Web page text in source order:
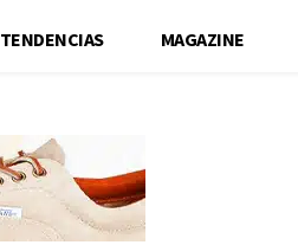
TENDENCIAS MAGAZINE